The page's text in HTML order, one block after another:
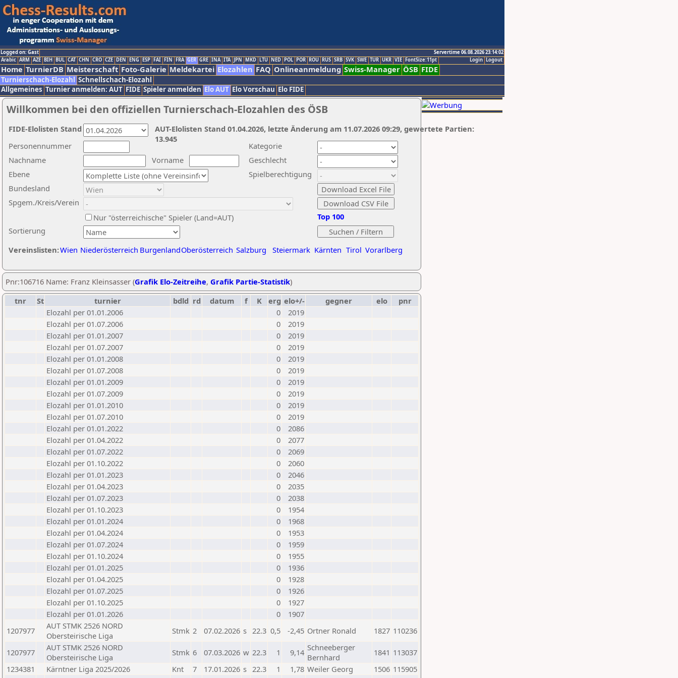
Logged on: Gast
Servertime 06.08.2026 23:14:02
Logout
Login
Arabic ARM AZE BIH BUL CAT CHN CRO CZE DEN ENG ESP FAI FIN FRA GER GRE INA ITA JPN MKD LTU NED POL POR ROU RUS SRB SVK SWE TUR UKR VIE FontSize:11pt
Home TurnierDB Meisterschaft Foto-Galerie Meldekartei Elozahlen FAQ Onlineanmeldung Swiss-Manager ÖSB FIDE
Turnierschach-Elozahl Schnellschach-Elozahl
Allgemeines Turnier anmelden: AUT FIDE Spieler anmelden Elo AUT Elo Vorschau Elo FIDE
Willkommen bei den offiziellen Turnierschach-Elozahlen des ÖSB
Nachname
Vorname
Ebene
Kategorie
Sortierung
Personennummer
Bundesland
Spgem./Kreis/Verein
Geschlecht
Nur "österreichische" Spieler (Land=AUT)
Spielberechtigung
Vereinslisten:Wien Niederösterreich BurgenlandOberösterreich Salzburg Steiermark Kärnten Tirol Vorarlberg
Top 100
AUT-Elolisten Stand 01.04.2026, letzte Änderung am 11.07.2026 09:29, gewertete Partien:
13.945
FIDE-Elolisten Stand
Pnr:106716 Name: Franz Kleinsasser (Grafik Elo-Zeitreihe, Grafik Partie-Statistik)
tnr
St turnier bdld rd datum f K erg elo+/- gegner elo
pnr
Elozahl per 01.01.2006
0
2019
Elozahl per 01.07.2006
0
2019
Elozahl per 01.01.2007
0
2019
Elozahl per 01.07.2007
0
2019
Elozahl per 01.01.2008
0
2019
Elozahl per 01.07.2008
0
2019
Elozahl per 01.01.2009
0
2019
Elozahl per 01.07.2009
0
2019
Elozahl per 01.01.2010
0
2019
Elozahl per 01.07.2010
0
2019
Elozahl per 01.01.2022
0
2086
Elozahl per 01.04.2022
0
2077
Elozahl per 01.07.2022
0
2069
Elozahl per 01.10.2022
0
2060
Elozahl per 01.01.2023
0
2046
Elozahl per 01.04.2023
0
2035
Elozahl per 01.07.2023
0
2038
Elozahl per 01.10.2023
0
1954
Elozahl per 01.01.2024
0
1968
Elozahl per 01.04.2024
0
1953
Elozahl per 01.07.2024
0
1959
Elozahl per 01.10.2024
0
1955
Elozahl per 01.01.2025
0
1936
Elozahl per 01.04.2025
0
1928
Elozahl per 01.07.2025
0
1926
Elozahl per 01.10.2025
0
1927
Elozahl per 01.01.2026
0
1907
1207977
AUT STMK 2526 NORD
Obersteirische Liga
Stmk 2 07.02.2026 s 22.3 0,5 -2,45 Ortner Ronald 1827 110236
1207977
AUT STMK 2526 NORD
Obersteirische Liga
Stmk 6 07.03.2026 w 22.3 1 9,14 Schneeberger
Bernhard
1841 113037
1234381
Kärntner Liga 2025/2026 Knt 7 17.01.2026 s 22.3 1 1,78 Weiler Georg 1506 115905